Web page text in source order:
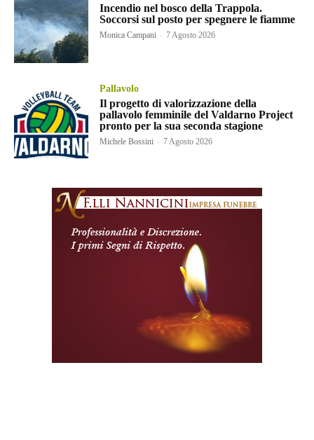
Incendio nel bosco della Trappola.
Soccorsi sul posto per spegnere le fiamme
Monica Campani - 7 Agosto 2026
Pallavolo
Il progetto di valorizzazione della
pallavolo femminile del Valdarno Project
pronto per la sua seconda stagione
Michele Bossini - 7 Agosto 2026